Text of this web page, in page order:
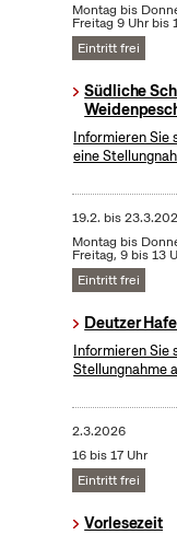
Montag bis
Freitag 9 Uhr bis
Eintritt frei
Südliche
Informieren Sie
eine
19.2. bis
Montag bis
Freitag, 9 bis 13
Eintritt frei
Deutzer
Informieren Sie
Stellungnahme
2.3.2026
16 bis 17 Uhr
Eintritt frei
Vorlesezeit